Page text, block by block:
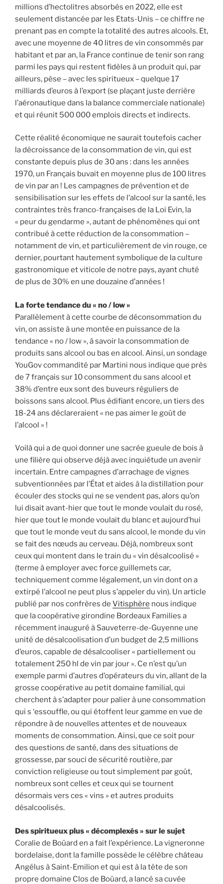
millions d’hectolitres absorbés en 2022, elle est
seulement distancée par les Etats-Unis – ce chiffre ne
prenant pas en compte la totalité des autres alcools. Et,
avec une moyenne de 40 litres de vin consommés par
habitant et par an, la France continue de tenir son rang
parmi les pays qui restent fidèles à un produit qui, par
ailleurs, pèse – avec les spiritueux – quelque 17
milliards d’euros à l’export (se plaçant juste derrière
l’aéronautique dans la balance commerciale nationale)
et qui réunit 500 000 emplois directs et indirects.
Cette réalité économique ne saurait toutefois cacher
la décroissance de la consommation de vin, qui est
constante depuis plus de 30 ans : dans les années
1970, un Français buvait en moyenne plus de 100 litres
de vin par an ! Les campagnes de prévention et de
sensibilisation sur les effets de l’alcool sur la santé, les
contraintes très franco-françaises de la Loi Evin, la
« peur du gendarme », autant de phénomènes qui ont
contribué à cette réduction de la consommation –
notamment de vin, et particulièrement de vin rouge, ce
dernier, pourtant hautement symbolique de la culture
gastronomique et viticole de notre pays, ayant chuté
de plus de 30% en une douzaine d’années !
La forte tendance du « no / low »
Parallèlement à cette courbe de déconsommation du
vin, on assiste à une montée en puissance de la
tendance « no / low », à savoir la consommation de
produits sans alcool ou bas en alcool. Ainsi, un sondage
YouGov commandité par Martini nous indique que près
de 7 français sur 10 consomment du sans alcool et
38% d’entre eux sont des buveurs réguliers de
boissons sans alcool. Plus édifiant encore, un tiers des
18-24 ans déclareraient « ne pas aimer le goût de
l’alcool » !
Voilà qui a de quoi donner une sacrée gueule de bois à
une filière qui observe déjà avec inquiétude un avenir
incertain. Entre campagnes d’arrachage de vignes
subventionnées par l’État et aides à la distillation pour
écouler des stocks qui ne se vendent pas, alors qu’on
lui disait avant-hier que tout le monde voulait du rosé,
hier que tout le monde voulait du blanc et aujourd’hui
que tout le monde veut du sans alcool, le monde du vin
se fait des nœuds au cerveau. Déjà, nombreux sont
ceux qui montent dans le train du « vin désalcoolisé »
(terme à employer avec force guillemets car,
techniquement comme légalement, un vin dont on a
extirpé l’alcool ne peut plus s’appeler du vin). Un article
publié par nos confrères de Vitisphère nous indique
que la coopérative girondine Bordeaux Families a
récemment inauguré à Sauveterre-de-Guyenne une
unité de désalcoolisation d’un budget de 2,5 millions
d’euros, capable de désalcooliser « partiellement ou
totalement 250 hl de vin par jour ». Ce n’est qu’un
exemple parmi d’autres d’opérateurs du vin, allant de la
grosse coopérative au petit domaine familial, qui
cherchent à s’adapter pour palier à une consommation
qui s ‘essouffle, ou qui étoffent leur gamme en vue de
répondre à de nouvelles attentes et de nouveaux
moments de consommation. Ainsi, que ce soit pour
des questions de santé, dans des situations de
grossesse, par souci de sécurité routière, par
conviction religieuse ou tout simplement par goût,
nombreux sont celles et ceux qui se tournent
désormais vers ces « vins » et autres produits
désalcoolisés.
Des spiritueux plus « décomplexés » sur le sujet
Coralie de Boüard en a fait l’expérience. La vigneronne
bordelaise, dont la famille possède le célèbre château
Angélus à Saint-Emilion et qui est à la tête de son
propre domaine Clos de Boüard, a lancé sa cuvée